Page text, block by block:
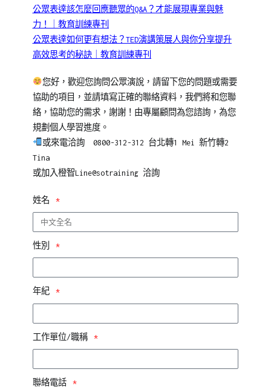
公眾表達該怎麼回應聽眾的Q&A？才能展現專業與魅
力！｜教育訓練專刊
公眾表達如何更有想法？TED演講策展人與你分享提升
高效思考的秘訣｜教育訓練專刊
您好，歡迎您詢問公眾演說，請留下您的問題或需要
協助的項目，並請填寫正確的聯絡資料，我們將和您聯
絡，協助您的需求，謝謝！由專屬顧問為您諮詢，為您
規劃個人學習進度。
或來電洽詢 0800-312-312 台北轉1 Mei 新竹轉2
Tina
或加入橙智Line@sotraining 洽詢
姓名
性別
年紀
工作單位/職稱
聯絡電話